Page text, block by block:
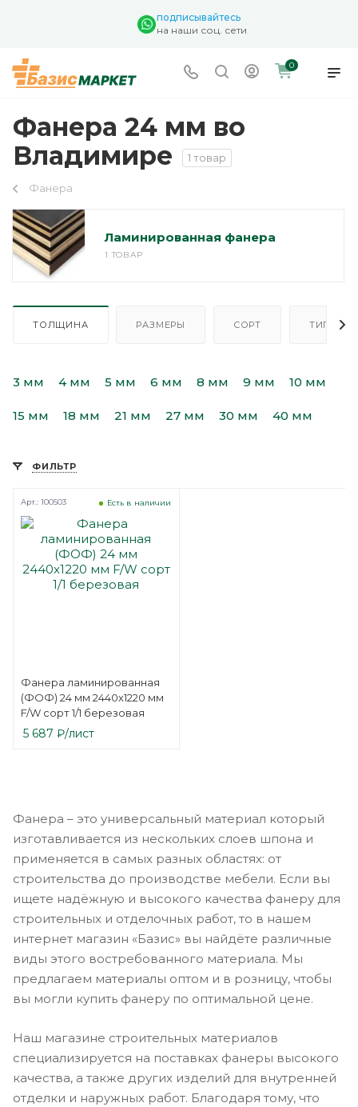
подписывайтесь
на наши соц. сети
0
Фанера 24 мм во
Владимире
1 товар
Фанера
Ламинированная фанера
1 ТОВАР
ТОЛЩИНА РАЗМЕРЫ СОРТ ТИП
3 мм 4 мм 5 мм 6 мм 8 мм 9 мм 10 мм
15 мм 18 мм 21 мм 27 мм 30 мм 40 мм
ФИЛЬТР
Фанера ламинированная
(ФОФ) 24 мм 2440х1220 мм
F/W сорт 1/1 березовая
Есть в наличии
Арт.: 100503
5 687 ₽/лист
Фанера – это универсальный материал который
изготавливается из нескольких слоев шпона и
применяется в самых разных областях: от
строительства до производстве мебели. Если вы
ищете надёжную и высокого качества фанеру для
строительных и отделочных работ, то в нашем
интернет магазин «Базис» вы найдёте различные
виды этого востребованного материала. Мы
предлагаем материалы оптом и в розницу, чтобы
вы могли купить фанеру по оптимальной цене.
Наш магазине строительных материалов
специализируется на поставках фанеры высокого
качества, а также других изделий для внутренней
отделки и наружных работ. Благодаря тому, что